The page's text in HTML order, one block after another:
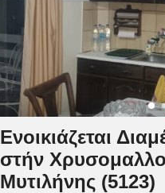
Ενοικιάζεται
στήν
Μυτιλήνης (5123)